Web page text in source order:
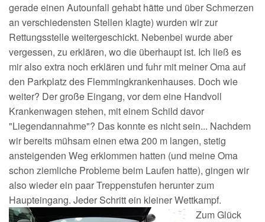
gerade einen Autounfall gehabt hätte und über Schmerzen
an verschiedensten Stellen klagte) wurden wir zur
Rettungsstelle weitergeschickt. Nebenbei wurde aber
vergessen, zu erklären, wo die überhaupt ist. Ich ließ es
mir also extra noch erklären und fuhr mit meiner Oma auf
den Parkplatz des Flemmingkrankenhauses. Doch wie
weiter? Der große Eingang, vor dem eine Handvoll
Krankenwagen stehen, mit einem Schild davor
"Liegendannahme"? Das konnte es nicht sein... Nachdem
wir bereits mühsam einen etwa 200 m langen, stetig
ansteigenden Weg erklommen hatten (und meine Oma
schon ziemliche Probleme beim Laufen hatte), gingen wir
also wieder ein paar Treppenstufen herunter zum
Haupteingang. Jeder Schritt ein kleiner Wettkampf.
Zum Glück